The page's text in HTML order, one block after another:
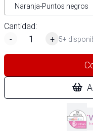
Naranja-Puntos negros
Cantidad:
-
+ 5+